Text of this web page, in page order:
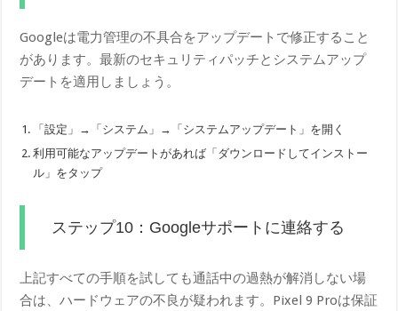
Googleは電力管理の不具合をアップデートで修正すること
があります。最新のセキュリティパッチとシステムアップ
デートを適用しましょう。
「設定」→「システム」→「システムアップデート」を開く
利用可能なアップデートがあれば「ダウンロードしてインストー
ル」をタップ
ステップ10：Googleサポートに連絡する
上記すべての手順を試しても通話中の過熱が解消しない場
合は、ハードウェアの不良が疑われます。Pixel 9 Proは保証